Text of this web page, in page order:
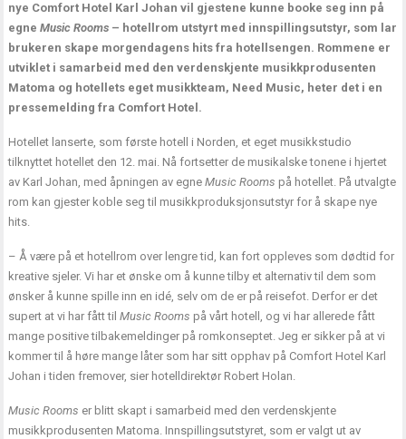
nye Comfort Hotel Karl Johan vil gjestene kunne booke seg inn på
egneMusic Rooms – hotellrom utstyrt med innspillingsutstyr, som lar
brukeren skape morgendagens hits fra hotellsengen. Rommene er
utviklet i samarbeid med den verdenskjente musikkprodusenten
Matoma og hotellets eget musikkteam, Need Music, heter det i en
pressemelding fra Comfort Hotel.
Hotellet lanserte, som første hotell i Norden, et eget musikkstudio
tilknyttet hotellet den 12. mai. Nå fortsetter de musikalske tonene i hjertet
av Karl Johan, med åpningen av egneMusic Rooms på hotellet. På utvalgte
rom kan gjester koble seg til musikkproduksjonsutstyr for å skape nye
hits.
– Å være på et hotellrom over lengre tid, kan fort oppleves som dødtid for
kreative sjeler. Vi har et ønske om å kunne tilby et alternativ til dem som
ønsker å kunne spille inn en idé, selv om de er på reisefot. Derfor er det
supert at vi har fått tilMusic Rooms på vårt hotell, og vi har allerede fått
mange positive tilbakemeldinger på romkonseptet. Jeg er sikker på at vi
kommer til å høre mange låter som har sitt opphav på Comfort Hotel Karl
Johan i tiden fremover, sier hotelldirektør Robert Holan.
Music Rooms er blitt skapt i samarbeid med den verdenskjente
musikkprodusenten Matoma. Innspillingsutstyret, som er valgt ut av